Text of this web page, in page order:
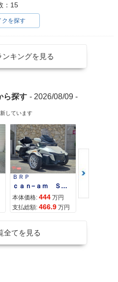
：15
クを探す
キングを見る
ら探す - 2026/08/09 -
しています
ＢＲＰ
ｃａｎ−ａｍ ＳＰＹＤＥＲ ＲＴ ＬＩＭＩＴＥＤ
本体価格: 444 万円
支払総額: 466.9 万円
スズキ
本体価格:
全てを見る